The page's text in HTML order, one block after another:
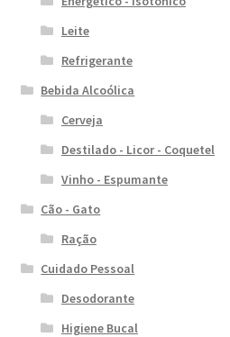
Leite
Refrigerante
Bebida Alcoólica
Cerveja
Destilado - Licor - Coquetel
Vinho - Espumante
Cão - Gato
Ração
Cuidado Pessoal
Desodorante
Higiene Bucal